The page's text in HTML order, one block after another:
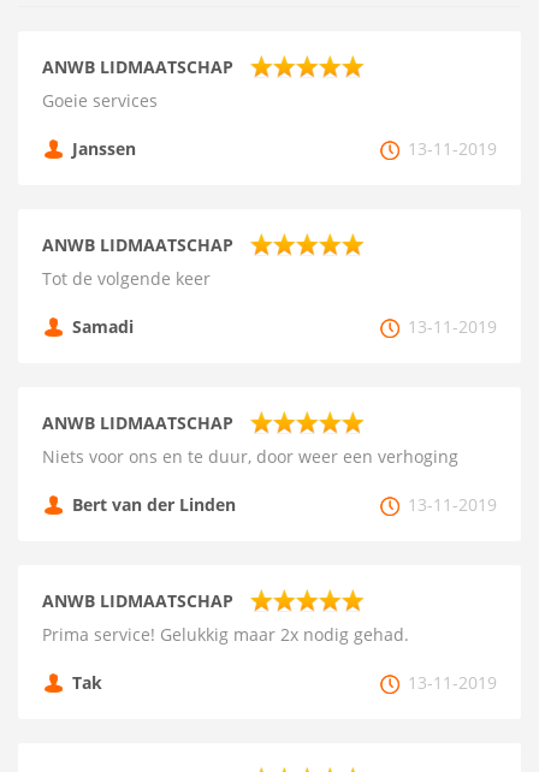
ANWB LIDMAATSCHAP
Goeie services
Janssen 13-11-2019
ANWB LIDMAATSCHAP
Tot de volgende keer
Samadi 13-11-2019
ANWB LIDMAATSCHAP
Niets voor ons en te duur, door weer een verhoging
Bert van der Linden 13-11-2019
ANWB LIDMAATSCHAP
Prima service! Gelukkig maar 2x nodig gehad.
Tak 13-11-2019